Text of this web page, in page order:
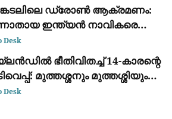
ദൃശ്യം പുറത്ത്: സഹോദരനും
കസ്റ്റഡിയിൽ
ഡ്രോൺ ആക്രമണം:
ഇന്ത്യൻ നാവികരെ
കേന്ദ്ര സർക്കാർ
Desk
ഭീതിവിതച്ച് 14-കാരന്റെ
മുത്തശ്ശനും മുത്തശ്ശിയും
അടക്കം 7 പേർ
Desk